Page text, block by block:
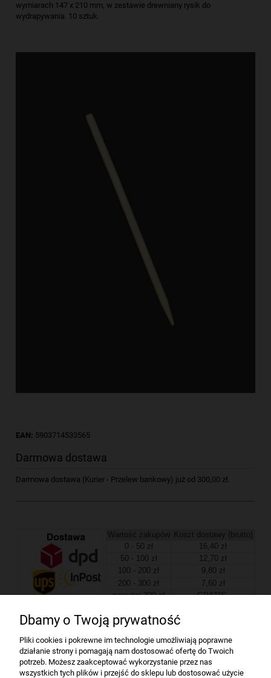
wymiarach 147 x 210 mm, w zestawie drewniany rysik do
wydrapywania. 10 sztuk.
EAN: 5903714533565
Darmowa dostawa
Darmowa dostawa (Kurier - Przelew bankowy) już od 300,00 zł.
Wartość zakupów
Koszt dostawy (brutto)
0 - 50 zł
16,40 zł
50 - 100 zł
12,70 zł
100 - 200 zł
9,80 zł
200 - 300 zł
7,60 zł
powyżej 300 zł
GRATIS
Firma
Bindownice wg producentów
Dbamy o Twoją prywatność
Pliki cookies i pokrewne im technologie umożliwiają poprawne
działanie strony i pomagają nam dostosować ofertę do Twoich
potrzeb. Możesz zaakceptować wykorzystanie przez nas
wszystkich tych plików i przejść do sklepu lub dostosować użycie